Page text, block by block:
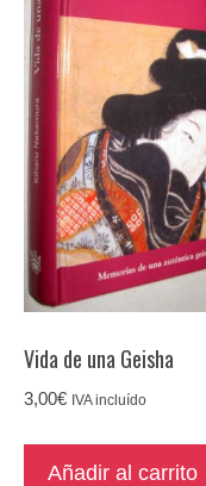
Vida de una Geisha
3,00€ IVA incluído
Añadir al carrito